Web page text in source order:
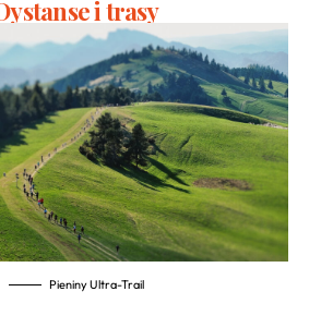
i trasy
Pieniny Ultra-Trail